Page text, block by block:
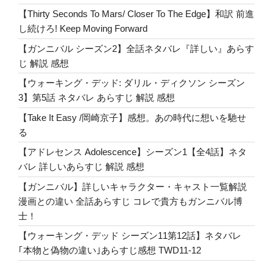
日
生
ま
れ
て』
サ
ン
ト
ラ
歌
詞
解
説
Born
on
the
4th
【Thirty Seconds To Mars/ Closer To The Edge】和訳 前進
し続けろ! Keep Moving Forward
【ガンニバル シーズン2】全話ネタバレ『詳しい』あらす
じ 解説 感想
【ウォーキング・デッド: ダリル・ディクソン シーズン
3】第5話 ネタバレ あらすじ 解説 感想
【Take It Easy /岡崎京子】感想。あの時代に想いを馳せ
る
【アドレセンス Adolescence】シーズン1【全4話】ネタ
バレ 詳しいあらすじ 解説 感想
【ガンニバル】詳しいキャラクター・キャスト一覧解説
漫画との違い 全話あらすじ コレで貴方もガンニバル博
士！
【ウォーキング・デッド シーズン11第12話】ネタバレ
｢本物と偽物の違い｣あらすじ感想 TWD11-12